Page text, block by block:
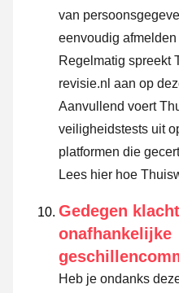
van
eenvoudig
Regelmatig spreekt
revisie.nl aan op
Aanvullend voert
veiligheidstests uit
platformen die
Lees hier hoe
Gedegen
onafhankelijke
Heb je ondanks